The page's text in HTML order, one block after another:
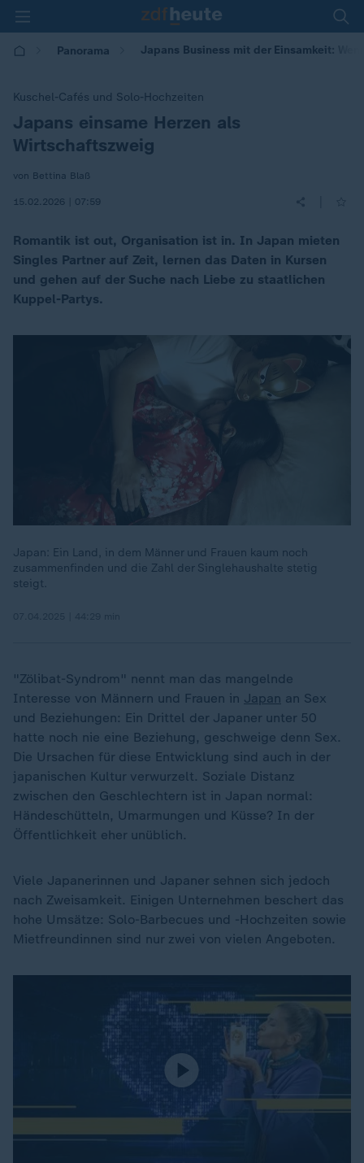
Panorama Japans Business mit der Einsamkeit:
Kuschel-Cafés und Solo-Hochzeiten
:
Japans einsame Herzen als
Wirtschaftszweig
von Bettina Blaß
15.02.2026 | 07:59
Romantik ist out, Organisation ist in. In Japan mieten
Singles Partner auf Zeit, lernen das Daten in Kursen
und gehen auf der Suche nach Liebe zu staatlichen
Kuppel-Partys.
Japan: Ein Land, in dem Männer und Frauen kaum noch
zusammenfinden und die Zahl der Singlehaushalte stetig
steigt.
"Zölibat-Syndrom" nennt man das mangelnde
Interesse von Männern und Frauen in Japan an Sex
und Beziehungen: Ein Drittel der Japaner unter 50
hatte noch nie eine Beziehung, geschweige denn Sex.
Die Ursachen für diese Entwicklung sind auch in der
japanischen Kultur verwurzelt. Soziale Distanz
zwischen den Geschlechtern ist in Japan normal:
Händeschütteln, Umarmungen und Küsse? In der
Öffentlichkeit eher unüblich.
Viele Japanerinnen und Japaner sehnen sich jedoch
nach Zweisamkeit. Einigen Unternehmen beschert das
hohe Umsätze: Solo-Barbecues und -Hochzeiten sowie
Mietfreundinnen sind nur zwei von vielen Angeboten.